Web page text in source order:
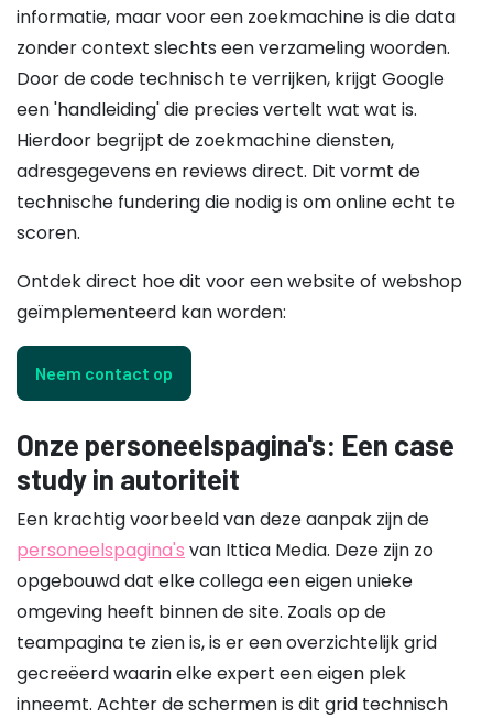
informatie, maar voor een zoekmachine is die data
zonder context slechts een verzameling woorden.
Door de code technisch te verrijken, krijgt Google
een 'handleiding' die precies vertelt wat wat is.
Hierdoor begrijpt de zoekmachine diensten,
adresgegevens en reviews direct. Dit vormt de
technische fundering die nodig is om online echt te
scoren.
Ontdek direct hoe dit voor een website of webshop
geïmplementeerd kan worden:
Neem contact op
Onze personeelspagina's: Een case
study in autoriteit
Een krachtig voorbeeld van deze aanpak zijn de
personeelspagina's van Ittica Media. Deze zijn zo
opgebouwd dat elke collega een eigen unieke
omgeving heeft binnen de site. Zoals op de
teampagina te zien is, is er een overzichtelijk grid
gecreëerd waarin elke expert een eigen plek
inneemt. Achter de schermen is dit grid technisch